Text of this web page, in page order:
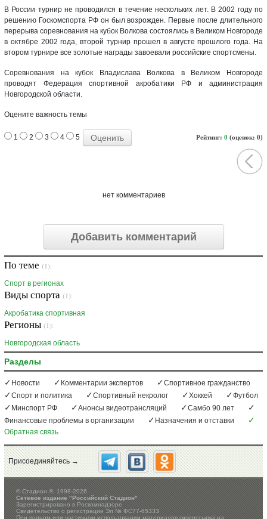
В России турнир не проводился в течение нескольких лет. В 2002 году по
решению Госкомспорта РФ он был возрожден. Первые после длительного
перерыва соревнования на кубок Волкова состоялись в Великом Новгороде
в октябре 2002 года, второй турнир прошел в августе прошлого года. На
втором турнире все золотые награды завоевали российские спортсмены.
Соревнования на кубок Владислава Волкова в Великом Новгороде
проводят Федерация спортивной акробатики РФ и администрация
Новгородской области.
Оцените важность темы
Рейтинг: 0 (оценок: 0)
1 2 3 4 5
нет комментариев
Добавить комментарий
По теме (1):
Спорт в регионах
Виды спорта (1):
Акробатика спортивная
Регионы (1):
Новгородская область
Разделы
Новости Комментарии экспертов
Спортивное гражданство
Спорт и политика
Спортивный некролог Хоккей
Футбол
Минспорт РФ
Анонсы видеотрансляций
Самбо 90 лет
Финансовые проблемы в организации
Назначения и отставки
Обратная связь
Присоединяйтесь →
©Стадион ®, 1998-2026
Сетевое издание "Российский Стадион"
Зарегистрировано в Роскомнадзоре
Свидетельство о регистрации Эл № ФС77-65333
При полном или частичном использовании материалов гиперссылка на